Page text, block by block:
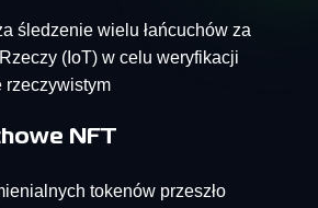
śledzenie wielu łańcuchów za
(IoT) w celu weryfikacji
rzeczywistym
NFT
tokenów przeszło